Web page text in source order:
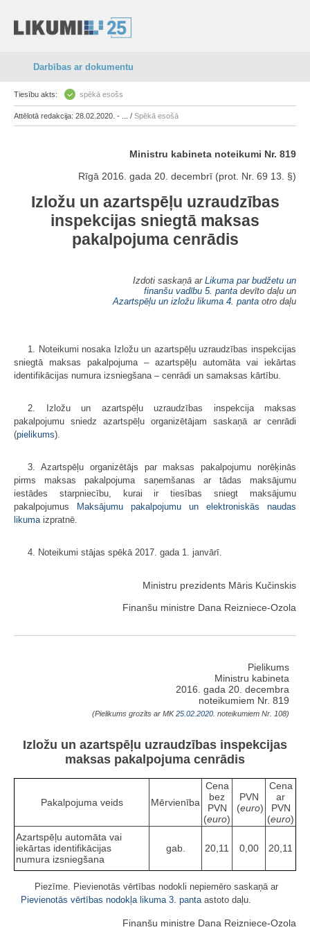
Darbības ar dokumentu
Tiesību akts: spēkā esošs
Attēlotā redakcija: 28.02.2020. - ... / Spēkā esošā
Ministru kabineta noteikumi Nr. 819
Rīgā 2016. gada 20. decembrī (prot. Nr. 69 13. §)
Izložu un azartspēļu uzraudzības
inspekcijas sniegtā maksas
pakalpojuma cenrādis
Izdoti saskaņā ar Likuma par budžetu un
finanšu vadību 5. panta devīto daļu un
Azartspēļu un izložu likuma 4. panta otro daļu
1. Noteikumi nosaka Izložu un azartspēļu uzraudzības inspekcijas
sniegtā maksas pakalpojuma – azartspēļu automāta vai iekārtas
identifikācijas numura izsniegšana – cenrādi un samaksas kārtību.
2. Izložu un azartspēļu uzraudzības inspekcija maksas
pakalpojumu sniedz azartspēļu organizētājam saskaņā ar cenrādi
(pielikums).
3. Azartspēļu organizētājs par maksas pakalpojumu norēķinās
pirms maksas pakalpojuma saņemšanas ar tādas maksājumu
iestādes starpniecību, kurai ir tiesības sniegt maksājumu
pakalpojumus Maksājumu pakalpojumu un elektroniskās naudas
likuma izpratnē.
4. Noteikumi stājas spēkā 2017. gada 1. janvārī.
Ministru prezidents Māris Kučinskis
Finanšu ministre Dana Reizniece-Ozola
Pielikums
Ministru kabineta
2016. gada 20. decembra
noteikumiem Nr. 819
(Pielikums grozīts ar MK25.02.2020. noteikumiem Nr. 108)
Izložu un azartspēļu uzraudzības inspekcijas
maksas pakalpojuma cenrādis
Pakalpojuma veids Mērvienība
Cena
bez
PVN
(euro)
PVN
(euro)
Cena
ar
PVN
(euro)
Azartspēļu automāta vai
iekārtas identifikācijas
numura izsniegšana
gab. 20,11 0,00 20,11
Piezīme. Pievienotās vērtības nodokli nepiemēro saskaņā ar
Pievienotās vērtības nodokļa likuma 3. pantaastoto daļu.
Finanšu ministre Dana Reizniece-Ozola